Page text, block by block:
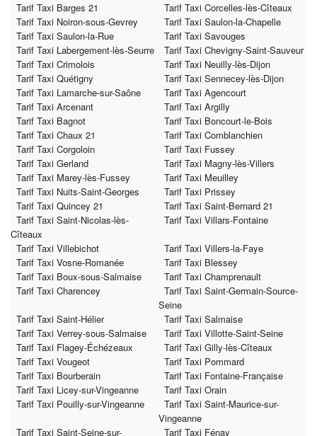
Tarif Taxi Barges 21
Tarif Taxi Corcelles-lès-Cîteaux
Tarif Taxi Noiron-sous-Gevrey
Tarif Taxi Saulon-la-Chapelle
Tarif Taxi Saulon-la-Rue
Tarif Taxi Savouges
Tarif Taxi Labergement-lès-Seurre
Tarif Taxi Chevigny-Saint-Sauveur
Tarif Taxi Crimolois
Tarif Taxi Neuilly-lès-Dijon
Tarif Taxi Quétigny
Tarif Taxi Sennecey-lès-Dijon
Tarif Taxi Lamarche-sur-Saône
Tarif Taxi Agencourt
Tarif Taxi Arcenant
Tarif Taxi Argilly
Tarif Taxi Bagnot
Tarif Taxi Boncourt-le-Bois
Tarif Taxi Chaux 21
Tarif Taxi Comblanchien
Tarif Taxi Corgoloin
Tarif Taxi Fussey
Tarif Taxi Gerland
Tarif Taxi Magny-lès-Villers
Tarif Taxi Marey-lès-Fussey
Tarif Taxi Meuilley
Tarif Taxi Nuits-Saint-Georges
Tarif Taxi Prissey
Tarif Taxi Quincey 21
Tarif Taxi Saint-Bernard 21
Tarif Taxi Saint-Nicolas-lès-
Cîteaux
Tarif Taxi Villars-Fontaine
Tarif Taxi Villebichot
Tarif Taxi Villers-la-Faye
Tarif Taxi Vosne-Romanée
Tarif Taxi Blessey
Tarif Taxi Boux-sous-Salmaise
Tarif Taxi Champrenault
Tarif Taxi Charencey
Tarif Taxi Saint-Germain-Source-
Seine
Tarif Taxi Saint-Hélier
Tarif Taxi Salmaise
Tarif Taxi Verrey-sous-Salmaise
Tarif Taxi Villotte-Saint-Seine
Tarif Taxi Flagey-Échézeaux
Tarif Taxi Gilly-lès-Cîteaux
Tarif Taxi Vougeot
Tarif Taxi Pommard
Tarif Taxi Bourberain
Tarif Taxi Fontaine-Française
Tarif Taxi Licey-sur-Vingeanne
Tarif Taxi Orain
Tarif Taxi Pouilly-sur-Vingeanne
Tarif Taxi Saint-Maurice-sur-
Vingeanne
Tarif Taxi Saint-Seine-sur-
Tarif Taxi Fénay